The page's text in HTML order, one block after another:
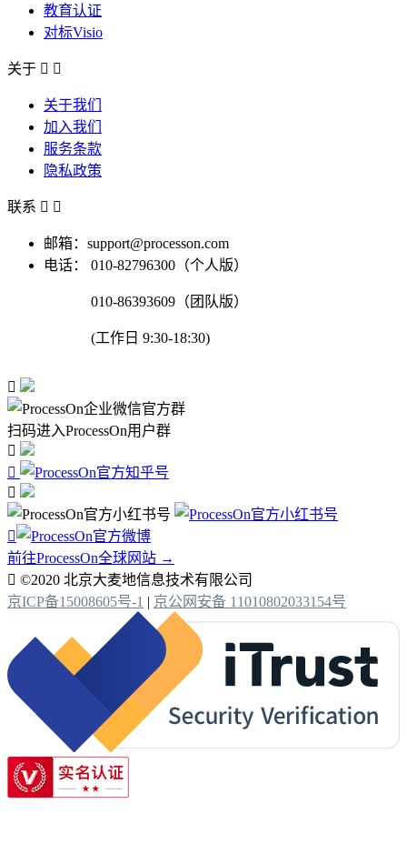
教育认证
对标Visio
关于  
关于我们
加入我们
服务条款
隐私政策
联系  
邮箱：support@processon.com
电话：
010-82796300（个人版）
010-86393609（团队版）
(工作日 9:30-18:30)

扫码进入ProcessOn用户群




前往ProcessOn全球网站 →
 ©2020 北京大麦地信息技术有限公司
京ICP备15008605号-1 | 京公网安备 11010802033154号